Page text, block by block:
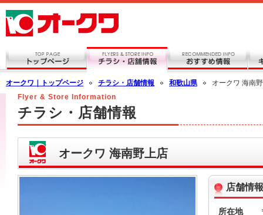
オークワ｜トップページ チラシ・店舗情報 和歌山県
オークワ 海南
Flyer & Store Information
チラシ・店舗情報
オークワ 海南野上店
店舗情報
所在地